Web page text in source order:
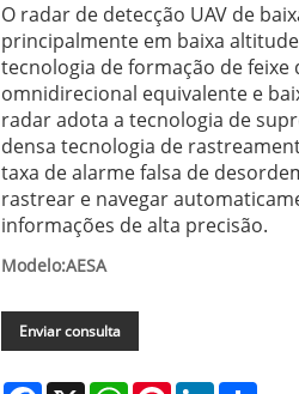
O radar de detecção UAV de
principalmente em baixa
tecnologia de formação de
omnidirecional equivalente e
radar adota a tecnologia de
densa tecnologia de
taxa de alarme falsa de
rastrear e navegar
informações de alta precisão.
Modelo:AESA
Enviar consulta